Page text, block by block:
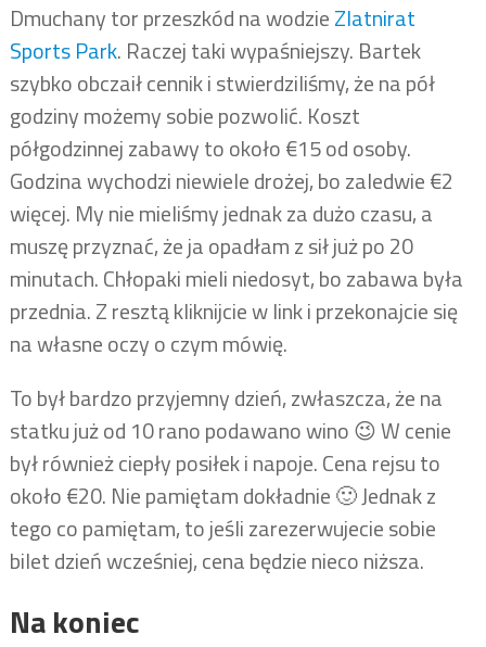
Dmuchany tor przeszkód na wodzieZlatnirat
Sports Park. Raczej taki wypaśniejszy. Bartek
szybko obczaił cennik i stwierdziliśmy, że na pół
godziny możemy sobie pozwolić. Koszt
półgodzinnej zabawy to około €15 od osoby.
Godzina wychodzi niewiele drożej, bo zaledwie €2
więcej. My nie mieliśmy jednak za dużo czasu, a
muszę przyznać, że ja opadłam z sił już po 20
minutach. Chłopaki mieli niedosyt, bo zabawa była
przednia. Z resztą kliknijcie w link i przekonajcie się
na własne oczy o czym mówię.
To był bardzo przyjemny dzień, zwłaszcza, że na
statku już od 10 rano podawano wino 😉 W cenie
był również ciepły posiłek i napoje. Cena rejsu to
około €20. Nie pamiętam dokładnie 🙂 Jednak z
tego co pamiętam, to jeśli zarezerwujecie sobie
bilet dzień wcześniej, cena będzie nieco niższa.
Na koniec